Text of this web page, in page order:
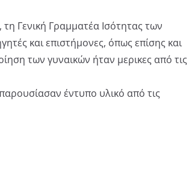
Γενική Γραμματέα Ισότητας των
και επιστήμονες, όπως επίσης και
των γυναικών ήταν μερικες από τις
έντυπο υλικό από τις